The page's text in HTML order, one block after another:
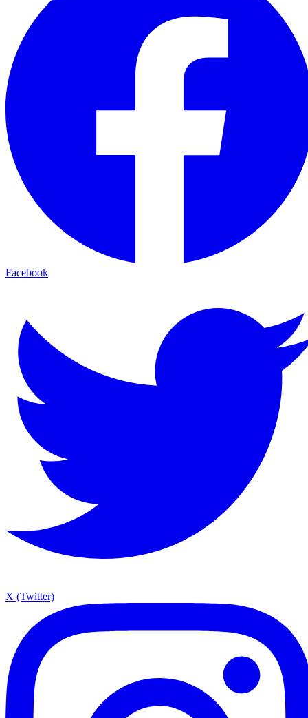
Facebook
X (Twitter)